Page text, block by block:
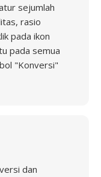
sejumlah
rasio
pada ikon
pada semua
"Konversi"
dan